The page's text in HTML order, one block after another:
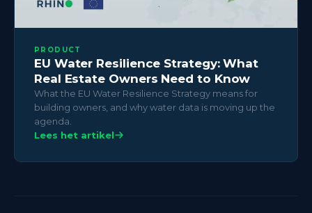
PRODUCT
EU Water Resilience Strategy: What
Real Estate Owners Need to Know
What the EU Water Resilience Strategy means for
building owners, and why water data is moving up the
agenda.
Lees het artikel